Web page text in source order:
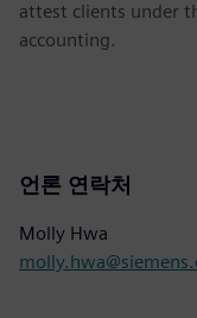
attest clients under
accounting.
언론 연락처
Molly Hwa